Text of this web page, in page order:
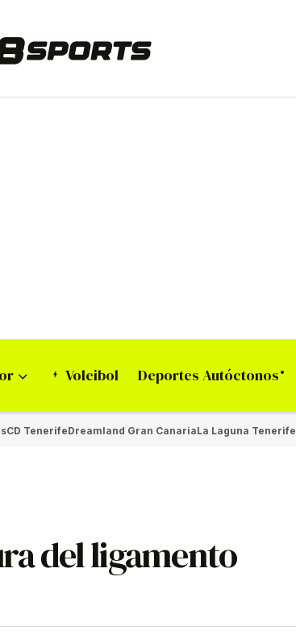
Voleibol Deportes Autóctonos
CD TenerifeDreamland Gran CanariaLa Laguna Tenerife
del ligamento